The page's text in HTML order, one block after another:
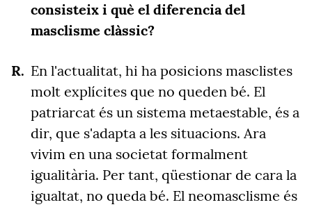
consisteix i què el diferencia del
masclisme clàssic?
En l'actualitat, hi ha posicions masclistes
molt explícites que no queden bé. El
patriarcat és un sistema metaestable, és a
dir, que s'adapta a les situacions. Ara
vivim en una societat formalment
igualitària. Per tant, qüestionar de cara la
igualtat, no queda bé. El neomasclisme és